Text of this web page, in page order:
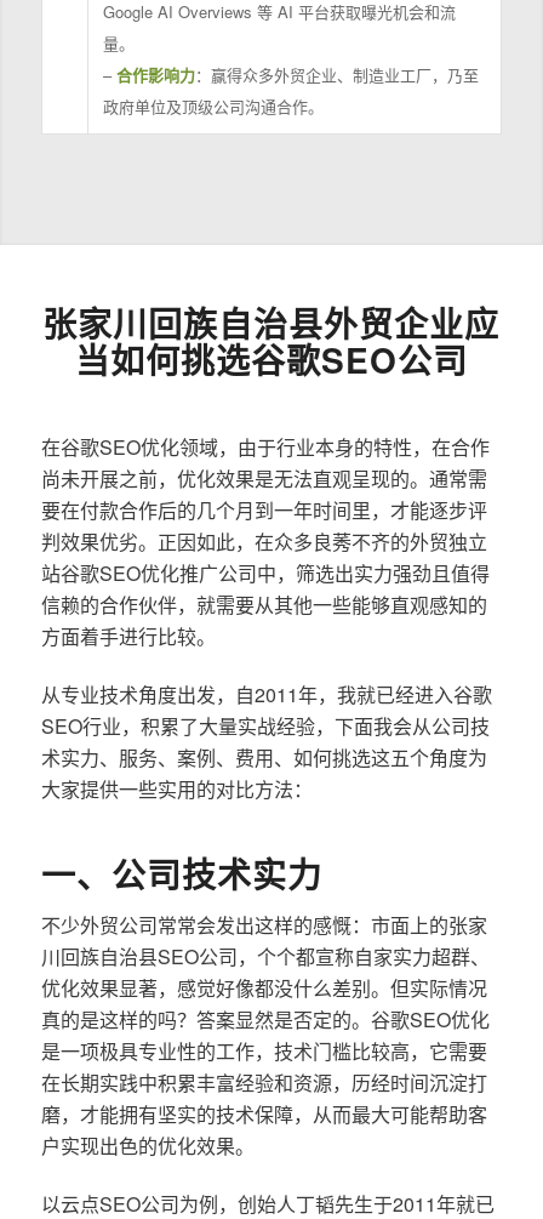
Google AI Overviews 等 AI 平台获取曝光机会和流
量。
–合作影响力：赢得众多外贸企业、制造业工厂，乃至
政府单位及顶级公司沟通合作。
张家川回族自治县外贸企业应
当如何挑选谷歌SEO公司
在谷歌SEO优化领域，由于行业本身的特性，在合作
尚未开展之前，优化效果是无法直观呈现的。通常需
要在付款合作后的几个月到一年时间里，才能逐步评
判效果优劣。正因如此，在众多良莠不齐的外贸独立
站谷歌SEO优化推广公司中，筛选出实力强劲且值得
信赖的合作伙伴，就需要从其他一些能够直观感知的
方面着手进行比较。
从专业技术角度出发，自2011年，我就已经进入谷歌
SEO行业，积累了大量实战经验，下面我会从公司技
术实力、服务、案例、费用、如何挑选这五个角度为
大家提供一些实用的对比方法：
一、公司技术实力
不少外贸公司常常会发出这样的感慨：市面上的张家
川回族自治县SEO公司，个个都宣称自家实力超群、
优化效果显著，感觉好像都没什么差别。但实际情况
真的是这样的吗？答案显然是否定的。谷歌SEO优化
是一项极具专业性的工作，技术门槛比较高，它需要
在长期实践中积累丰富经验和资源，历经时间沉淀打
磨，才能拥有坚实的技术保障，从而最大可能帮助客
户实现出色的优化效果。
以云点SEO公司为例，创始人丁韬先生于2011年就已